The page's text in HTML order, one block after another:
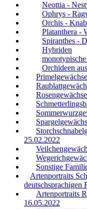
Neottia -
Ophrys -
Orchis -
Platanthera -
Spiranthes -
Hybriden
Orchideen
25.02.2022
Sonstige
Artenportraits
deutschsprachigen
Artenportraits
16.05.2022